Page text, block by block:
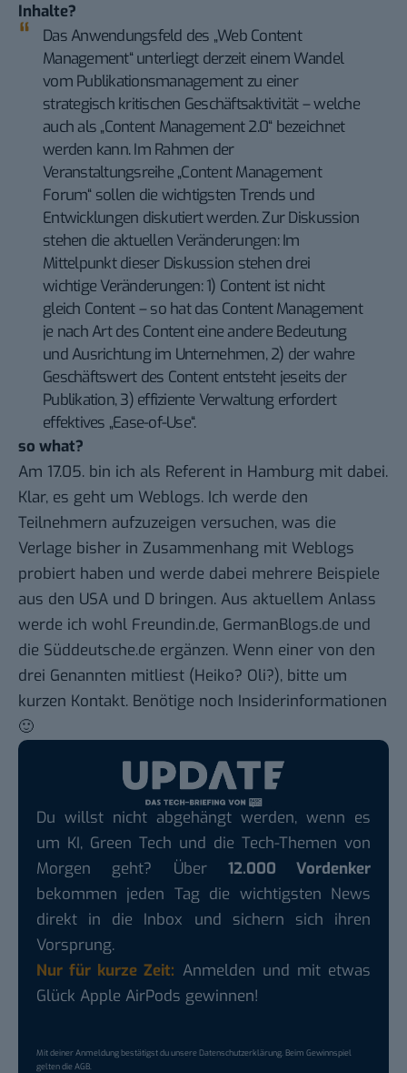
Inhalte?
Das Anwendungsfeld des „Web Content
Management“ unterliegt derzeit einem Wandel
vom Publikationsmanagement zu einer
strategisch kritischen Geschäftsaktivität – welche
auch als „Content Management 2.0“ bezeichnet
werden kann. Im Rahmen der
Veranstaltungsreihe „Content Management
Forum“ sollen die wichtigsten Trends und
Entwicklungen diskutiert werden. Zur Diskussion
stehen die aktuellen Veränderungen: Im
Mittelpunkt dieser Diskussion stehen drei
wichtige Veränderungen: 1) Content ist nicht
gleich Content – so hat das Content Management
je nach Art des Content eine andere Bedeutung
und Ausrichtung im Unternehmen, 2) der wahre
Geschäftswert des Content entsteht jeseits der
Publikation, 3) effiziente Verwaltung erfordert
effektives „Ease-of-Use“.
so what?
Am 17.05. bin ich als Referent in Hamburg mit dabei.
Klar, es geht um Weblogs. Ich werde den
Teilnehmern aufzuzeigen versuchen, was die
Verlage bisher in Zusammenhang mit Weblogs
probiert haben und werde dabei mehrere Beispiele
aus den USA und D bringen. Aus aktuellem Anlass
werde ich wohl Freundin.de, GermanBlogs.de und
die Süddeutsche.de ergänzen. Wenn einer von den
drei Genannten mitliest (Heiko? Oli?), bitte um
kurzen Kontakt. Benötige noch Insiderinformationen
🙂
Du willst nicht abgehängt werden, wenn es
um KI, Green Tech und die Tech-Themen von
Morgen geht? Über 12.000 Vordenker
bekommen jeden Tag die wichtigsten News
direkt in die Inbox und sichern sich ihren
Vorsprung.
Nur für kurze Zeit: Anmelden und mit etwas
Glück Apple AirPods gewinnen!
Mit deiner Anmeldung bestätigst du unsereDatenschutzerklärung. Beim Gewinnspiel
gelten dieAGB.